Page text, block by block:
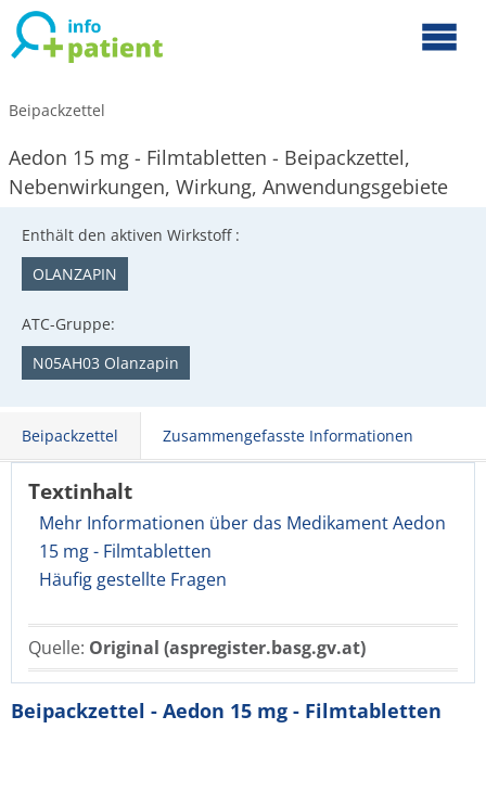
Beipackzettel
Aedon 15 mg - Filmtabletten - Beipackzettel,
Nebenwirkungen, Wirkung, Anwendungsgebiete
Enthält den aktiven Wirkstoff :
OLANZAPIN
ATC-Gruppe:
N05AH03 Olanzapin
Beipackzettel Zusammengefasste Informationen
Textinhalt
Mehr Informationen über das Medikament Aedon
15 mg - Filmtabletten
Häufig gestellte Fragen
Quelle: Original (aspregister.basg.gv.at)
Beipackzettel - Aedon 15 mg - Filmtabletten